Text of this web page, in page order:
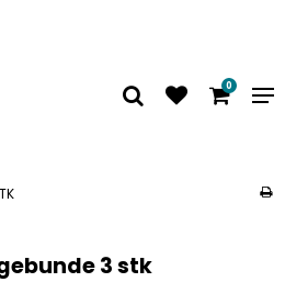
0
3 stk